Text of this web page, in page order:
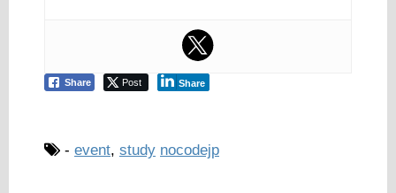
Share Post Share
- event, study nocodejp